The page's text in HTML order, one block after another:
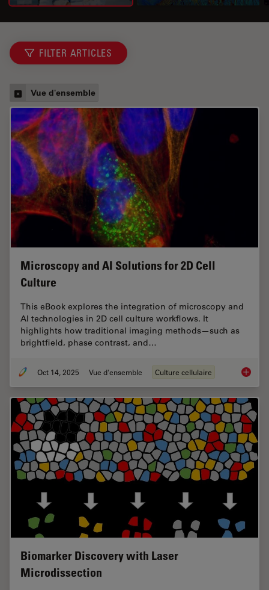
FILTER ARTICLES
Vue d'ensemble
Microscopy and AI Solutions for 2D Cell
Culture
This eBook explores the integration of microscopy and
AI technologies in 2D cell culture workflows. It
highlights how traditional imaging methods—such as
brightfield, phase contrast, and…
Oct 14, 2025 Vue d'ensemble Culture cellulaire
Biomarker Discovery with Laser
Microdissection